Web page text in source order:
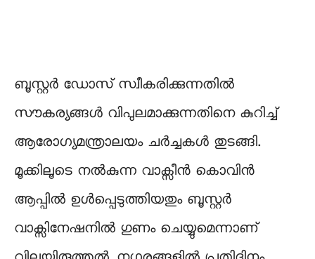
ബൂസ്റ്റർ ഡോസ് സ്വീകരിക്കുന്നതിൽ
സൗകര്യങ്ങൾ വിപുലമാക്കുന്നതിനെ കുറിച്ച്
ആരോഗ്യമന്ത്രാലയം ചർച്ചകൾ തുടങ്ങി.
മൂക്കിലൂടെ നൽകുന്ന വാക്സീൻ കൊവിൻ
ആപ്പിൽ ഉൾപ്പെടുത്തിയതും ബൂസ്റ്റർ
വാക്സിനേഷനിൽ ഗുണം ചെയ്യുമെന്നാണ്